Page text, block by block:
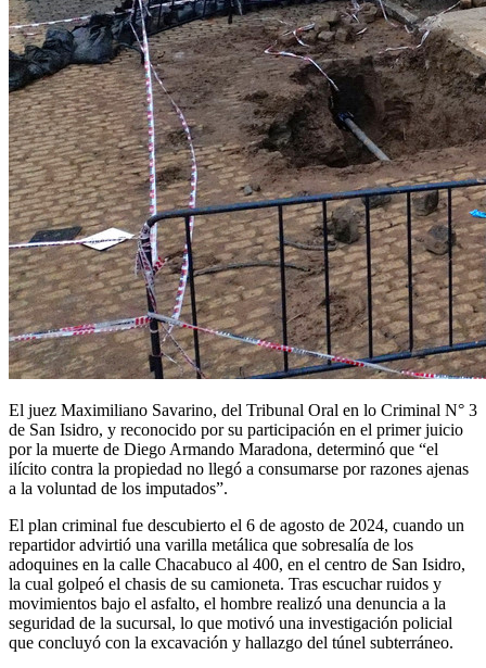
El juez Maximiliano Savarino, del Tribunal Oral en lo Criminal N° 3
de San Isidro, y reconocido por su participación en el primer juicio
por la muerte de Diego Armando Maradona, determinó que “el
ilícito contra la propiedad no llegó a consumarse por razones ajenas
a la voluntad de los imputados”.
El plan criminal fue descubierto el 6 de agosto de 2024, cuando un
repartidor advirtió una varilla metálica que sobresalía de los
adoquines en la calle Chacabuco al 400, en el centro de San Isidro,
la cual golpeó el chasis de su camioneta. Tras escuchar ruidos y
movimientos bajo el asfalto, el hombre realizó una denuncia a la
seguridad de la sucursal, lo que motivó una investigación policial
que concluyó con la excavación y hallazgo del túnel subterráneo.